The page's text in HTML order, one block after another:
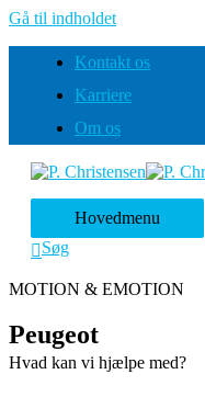
Gå til indholdet
Kontakt os
Karriere
Om os
Hovedmenu
Søg
MOTION & EMOTION
Peugeot
Hvad kan vi hjælpe med?